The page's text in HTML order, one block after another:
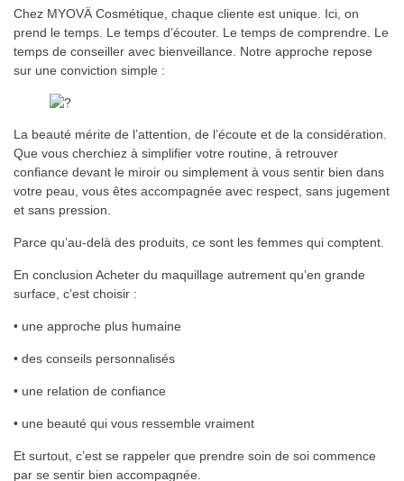
Chez MYOVÄ Cosmétique, chaque cliente est unique. Ici, on
prend le temps. Le temps d’écouter. Le temps de comprendre. Le
temps de conseiller avec bienveillance. Notre approche repose
sur une conviction simple :
La beauté mérite de l’attention, de l’écoute et de la considération.
Que vous cherchiez à simplifier votre routine, à retrouver
confiance devant le miroir ou simplement à vous sentir bien dans
votre peau, vous êtes accompagnée avec respect, sans jugement
et sans pression.
Parce qu’au-delà des produits, ce sont les femmes qui comptent.
En conclusion Acheter du maquillage autrement qu’en grande
surface, c’est choisir :
• une approche plus humaine
• des conseils personnalisés
• une relation de confiance
• une beauté qui vous ressemble vraiment
Et surtout, c’est se rappeler que prendre soin de soi commence
par se sentir bien accompagnée.